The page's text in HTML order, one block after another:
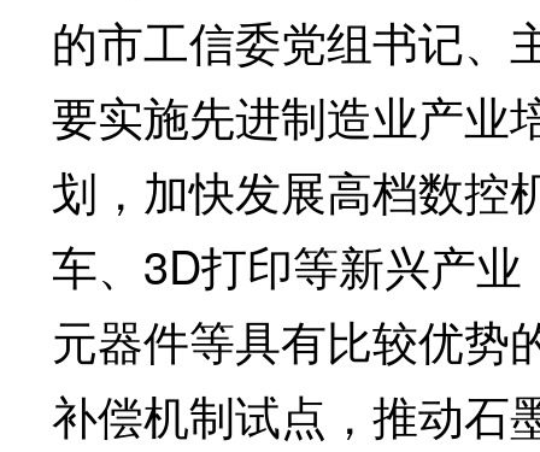
的市工信委党组书记、
要实施先进制造业产业
划，加快发展高档数控
车、3D打印等新兴产
元器件等具有比较优势
补偿机制试点，推动石